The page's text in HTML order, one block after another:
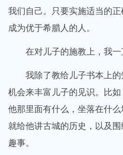
我们自己。只要实施适当的
成为优于希腊人的人。
在对儿子的施教上，我
我除了教给儿子书本上
机会来丰富儿子的见识。比
他那里面有什么，坐落在什么
就给他讲古城的历史，以及
趣事。